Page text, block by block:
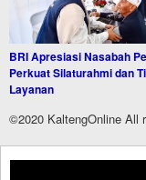
BRI Apresiasi Nasabah
Perkuat Silaturahmi dan
Layanan
©2020 KaltengOnline All